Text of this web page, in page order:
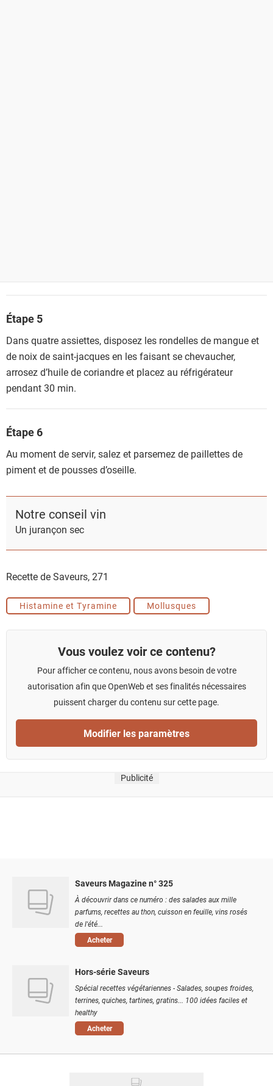
Étape 5
Dans quatre assiettes, disposez les rondelles de mangue et
de noix de saint-jacques en les faisant se chevaucher,
arrosez d’huile de coriandre et placez au réfrigérateur
pendant 30 min.
Étape 6
Au moment de servir, salez et parsemez de paillettes de
piment et de pousses d’oseille.
Notre conseil vin
Un jurançon sec
Recette de Saveurs,271
Histamine et Tyramine Mollusques
Vous voulez voir ce contenu?
Pour afficher ce contenu, nous avons besoin de votre
autorisation afin que OpenWeb et ses finalités nécessaires
puissent charger du contenu sur cette page.
Modifier les paramètres
Publicité
Saveurs Magazine n° 325
À découvrir dans ce numéro : des salades aux mille
parfums, recettes au thon, cuisson en feuille, vins rosés
de l'été...
Acheter
Hors-série Saveurs
Spécial recettes végétariennes - Salades, soupes froides,
terrines, quiches, tartines, gratins... 100 idées faciles et
healthy
Acheter